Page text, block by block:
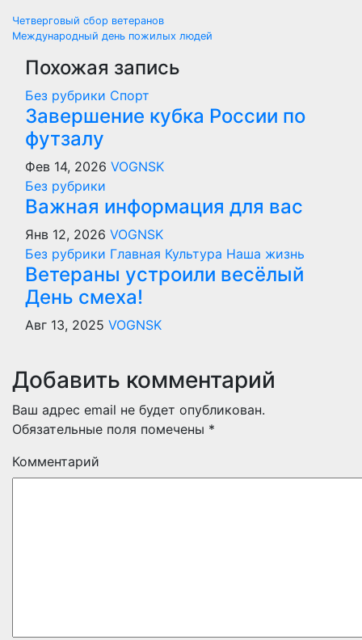
Навигация
по
записям
Четверговый сбор ветеранов
Международный день пожилых людей
Похожая запись
Без рубрики Спорт
Завершение кубка России по
футзалу
Фев 14, 2026 VOGNSK
Без рубрики
Важная информация для вас
Янв 12, 2026 VOGNSK
Без рубрики Главная Культура Наша жизнь
Ветераны устроили весёлый
День смеха!
Авг 13, 2025 VOGNSK
Добавить комментарий
Ваш адрес email не будет опубликован.
Обязательные поля помечены *
Комментарий